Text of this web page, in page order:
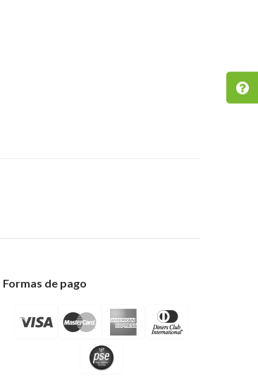
Formas de pago